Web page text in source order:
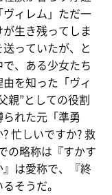
ィレム」ただ一
生き残ってしま
っていたが、と
、ある少女たち
を知った「ヴィ
親”としての役割
れた元「準勇
忙しいですか? 救
の略称は『すかす
は愛称で、『終
そうだ。